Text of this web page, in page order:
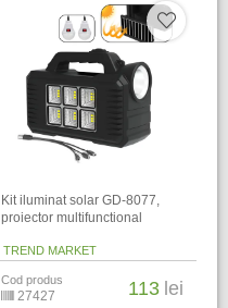
Kit iluminat solar GD-8077,
proiector multifunctional
TREND MARKET
Cod produs
27427 113 lei